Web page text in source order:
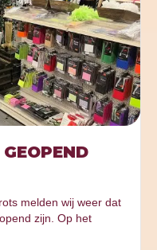
melden wij weer dat
zijn. Op het